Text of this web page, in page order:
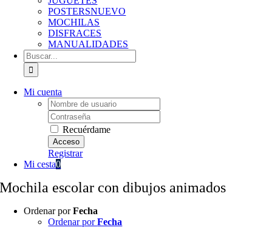
POSTERSNUEVO
MOCHILAS
DISFRACES
MANUALIDADES
Buscar:
Mi cuenta
Username:
Password:
Recuérdame
Registrar
Mi cesta0
Mochila escolar con dibujos animados
Ordenar porFecha
Ordenar porFecha